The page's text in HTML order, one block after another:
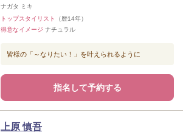
ナガタ ミキ
トップスタイリスト
（歴14年）
得意なイメージ ナチュラル
皆様の「～なりたい！」を叶えられるように
指名して予約する
上原 慎吾